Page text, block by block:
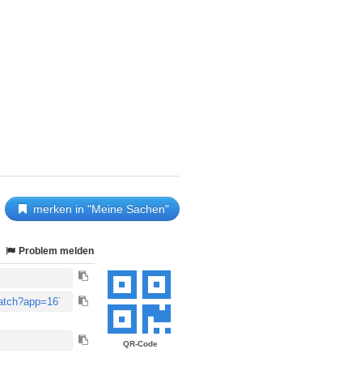
merken in "Meine Sachen"
QR-Code
Problem melden